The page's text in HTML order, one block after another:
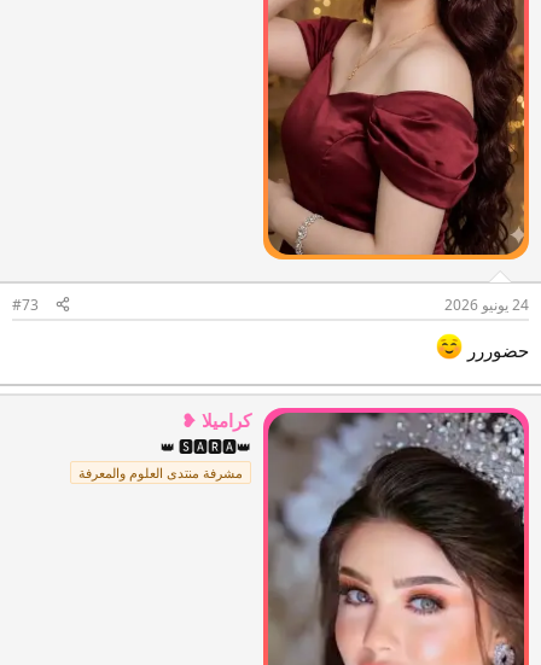
24 يونيو 2026 #73
حضوررر
كراميلا ❥
👑 🆂🅰🆁🅰👑
مشرفة منتدى العلوم والمعرفة